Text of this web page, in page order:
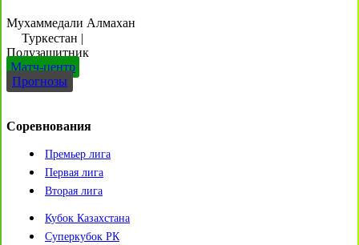
Мухаммедали Алмахан
Туркестан |
Полузащитник
Матч-центр
Прогнозы
Соревнования
Премьер лига
Первая лига
Вторая лига
Кубок Казахстана
Суперкубок РК